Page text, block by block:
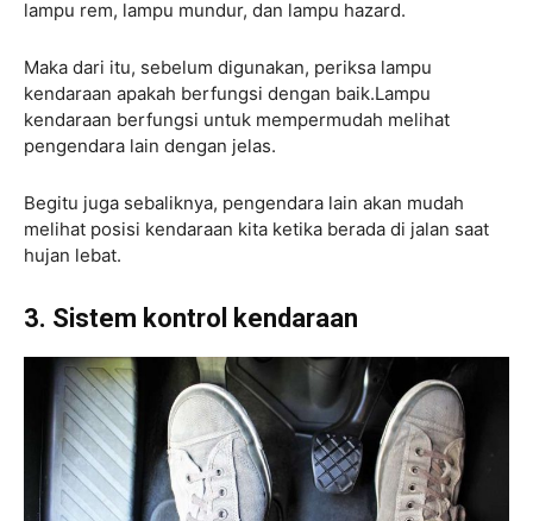
lampu rem, lampu mundur, dan lampu hazard.
Maka dari itu, sebelum digunakan, periksa lampu
kendaraan apakah berfungsi dengan baik.Lampu
kendaraan berfungsi untuk mempermudah melihat
pengendara lain dengan jelas.
Begitu juga sebaliknya, pengendara lain akan mudah
melihat posisi kendaraan kita ketika berada di jalan saat
hujan lebat.
3. Sistem kontrol kendaraan